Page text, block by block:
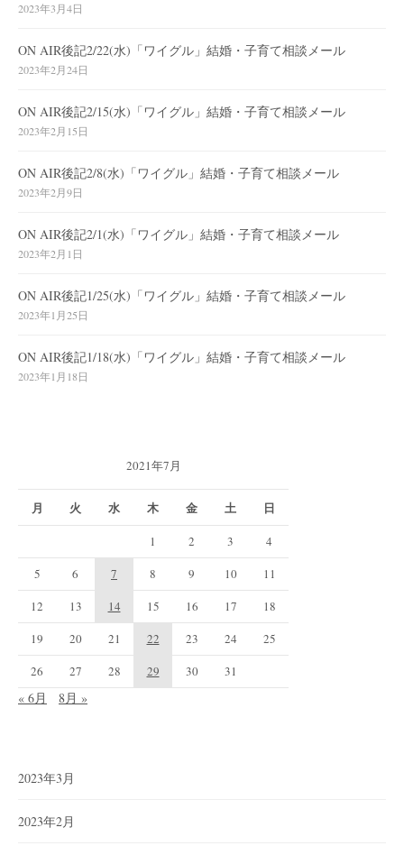
2023年3月4日
ON AIR後記2/22(水)「ワイグル」結婚・子育て相談メール
2023年2月24日
ON AIR後記2/15(水)「ワイグル」結婚・子育て相談メール
2023年2月15日
ON AIR後記2/8(水)「ワイグル」結婚・子育て相談メール
2023年2月9日
ON AIR後記2/1(水)「ワイグル」結婚・子育て相談メール
2023年2月1日
ON AIR後記1/25(水)「ワイグル」結婚・子育て相談メール
2023年1月25日
ON AIR後記1/18(水)「ワイグル」結婚・子育て相談メール
2023年1月18日
2021年7月
月 火 水 木 金 土 日
1 2 3
4
5
6 7 8 9 10
11
12
13 14 15 16 17
18
19
20 21 22 23 24
25
26
27 28 29 30 31
« 6月 8月 »
2023年3月
2023年2月